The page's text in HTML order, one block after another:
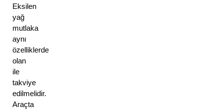
Eksilen
yağ
mutlaka
aynı
özelliklerde
olan
ile
takviye
edilmelidir.
Araçta